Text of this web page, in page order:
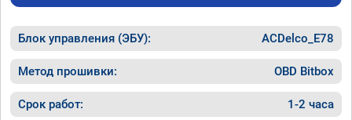
после прошивки уже недельку покатался по
порадовало поведение авто на трассе, на
майские праздники поехал в мордовию,
1200км, машину не узнать - тяга отличная,
динамика разгона просто прелесть,
отзывчивость на пидаль газа
превосходная, одно удовольствие теперь
Блок управления (ЭБУ): ACDelco_E78
Метод прошивки: OBD Bitbox
Срок работ: 1-2 часа